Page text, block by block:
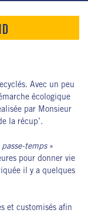
Avec un peu
écologique
par Monsieur
la récup’.
temps»
pour donner vie
il y a quelques
et customisés afin